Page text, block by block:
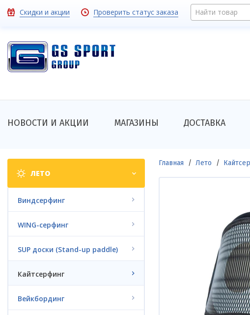
Toolbar
Скидки и акции Проверить статус заказа Найти товар
Основная
НОВОСТИ И АКЦИИ МАГАЗИНЫ ДОСТАВКА
categories
ЛЕТО
Виндсерфинг
WING-серфинг
SUP доски (Stand-up paddle)
Кайтсерфинг
Вейкбординг
Строка
навигации
Главная Лето